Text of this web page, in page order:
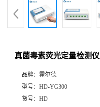
真菌毒素荧光定量检测仪
品牌： 霍尔德
型号： HD-YG300
货号： HD